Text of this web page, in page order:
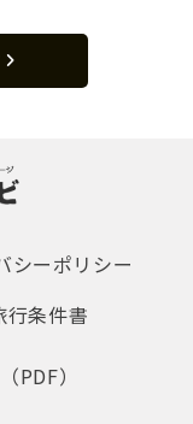
シーポリシー
行条件書
PDF）